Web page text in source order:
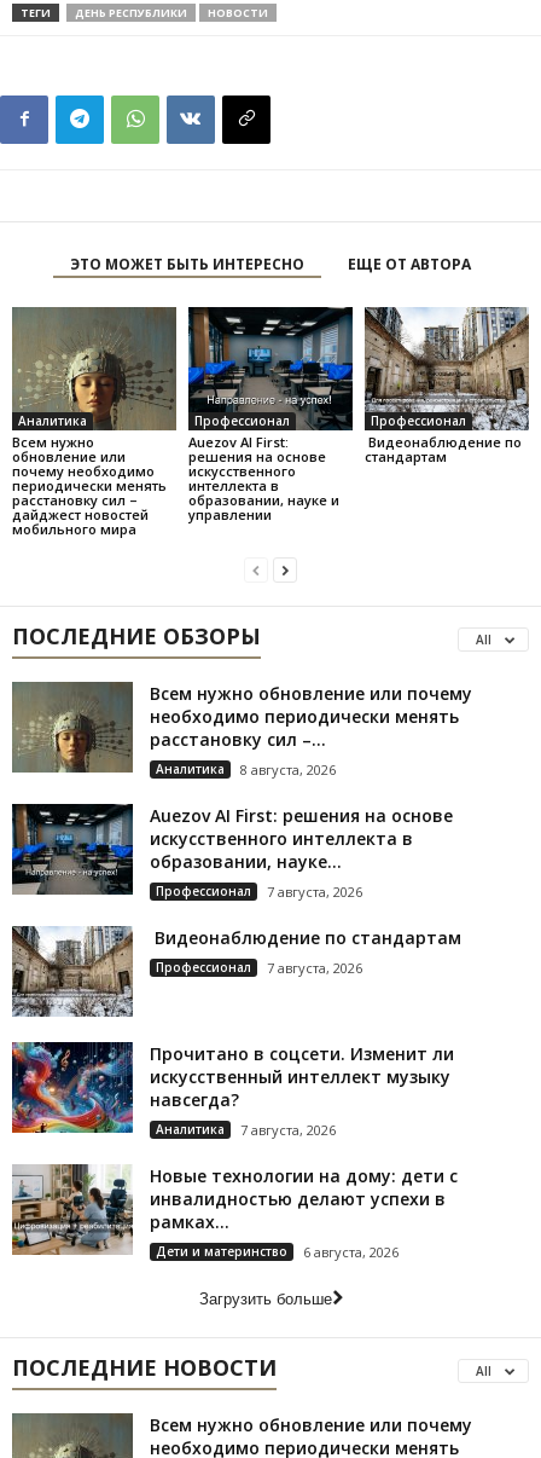
ТЕГИ ДЕНЬ РЕСПУБЛИКИ НОВОСТИ
ЭТО МОЖЕТ БЫТЬ ИНТЕРЕСНО ЕЩЕ ОТ АВТОРА
Аналитика
Всем нужно
обновление или
почему необходимо
периодически менять
расстановку сил –
дайджест новостей
мобильного мира
Профессионал
Auezov AI First:
решения на основе
искусственного
интеллекта в
образовании, науке и
управлении
Профессионал
Видеонаблюдение по
стандартам
ПОСЛЕДНИЕ ОБЗОРЫ All
Всем нужно обновление или почему
необходимо периодически менять
расстановку сил –...
Аналитика 8 августа, 2026
Auezov AI First: решения на основе
искусственного интеллекта в
образовании, науке...
Профессионал 7 августа, 2026
Видеонаблюдение по стандартам
Профессионал 7 августа, 2026
Прочитано в соцсети. Изменит ли
искусственный интеллект музыку
навсегда?
Аналитика 7 августа, 2026
Новые технологии на дому: дети с
инвалидностью делают успехи в
рамках...
Дети и материнство 6 августа, 2026
Загрузить больше
ПОСЛЕДНИЕ НОВОСТИ All
Всем нужно обновление или почему
необходимо периодически менять